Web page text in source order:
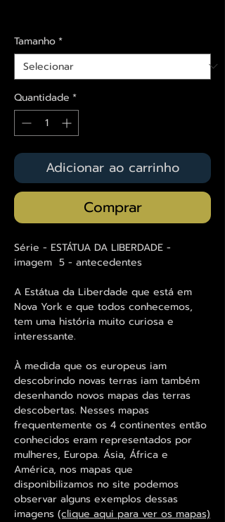
Tamanho*
Quantidade *
Adicionar ao carrinho
Comprar
Série - ESTÁTUA DA LIBERDADE -
imagem 5 - antecedentes
A Estátua da Liberdade que está em
Nova York e que todos conhecemos,
tem uma história muito curiosa e
interessante.
À medida que os europeus iam
descobrindo novas terras iam também
desenhando novos mapas das terras
descobertas. Nesses mapas
frequentemente os 4 continentes então
conhecidos eram representados por
mulheres, Europa. Ásia, África e
América, nos mapas que
disponibilizamos no site podemos
observar alguns exemplos dessas
imagens (clique aqui para ver os mapas)